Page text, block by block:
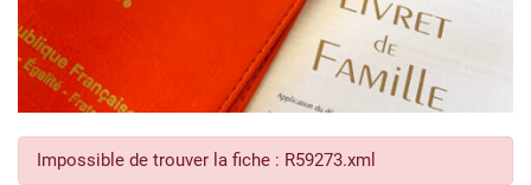
Impossible de trouver la fiche : R59273.xml